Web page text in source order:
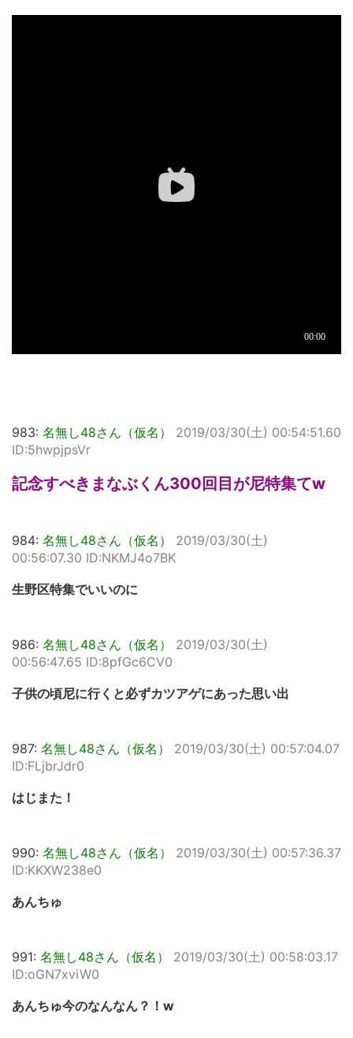
983: 名無し48さん（仮名）
2019/03/30(土) 00:54:51.60
ID:5hwpjpsVr
記念すべきまなぶくん300回目が尼特集てw
984: 名無し48さん（仮名）
2019/03/30(土)
00:56:07.30 ID:NKMJ4o7BK
生野区特集でいいのに
986: 名無し48さん（仮名）
2019/03/30(土)
00:56:47.65 ID:8pfGc6CV0
子供の頃尼に行くと必ずカツアゲにあった思い出
987: 名無し48さん（仮名）
2019/03/30(土) 00:57:04.07
ID:FLjbrJdr0
はじまた！
990: 名無し48さん（仮名）
2019/03/30(土) 00:57:36.37
ID:KKXW238e0
あんちゅ
991: 名無し48さん（仮名）
2019/03/30(土) 00:58:03.17
ID:oGN7xviW0
あんちゅ今のなんなん？！w